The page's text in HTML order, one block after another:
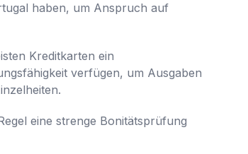
haben, um Anspruch auf
Kreditkarten ein
verfügen, um Ausgaben
eine strenge Bonitätsprüfung